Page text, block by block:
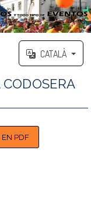
CATALÀ
PDF